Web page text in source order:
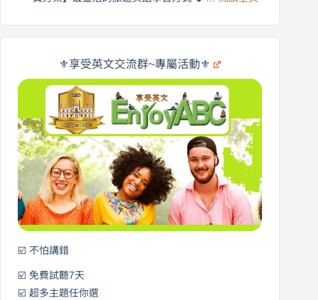
口
說
商
劍
｜
元
英
語！
⚜️享受英文交流群~專屬活動⚜️
☑️ 不怕講錯
☑️ 免費試聽7天
☑️ 超多主題任你選